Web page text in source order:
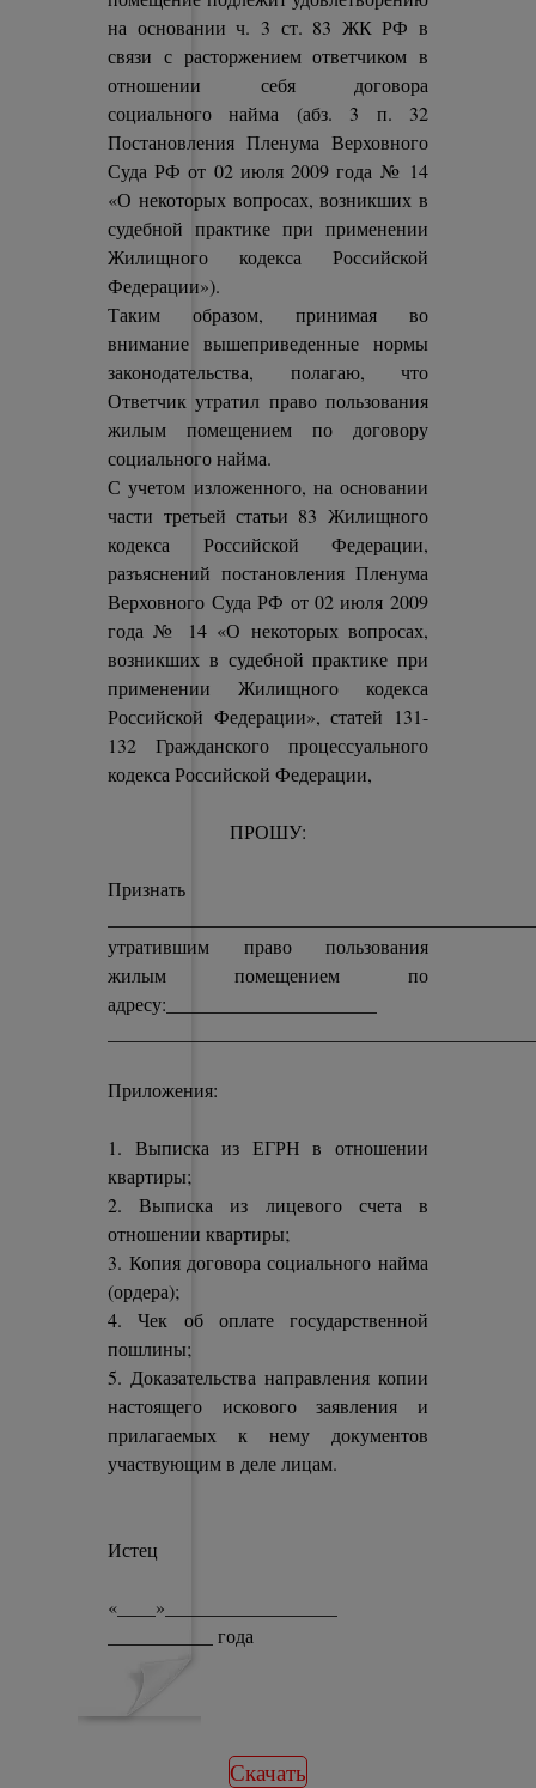
на основании ч. 3 ст. 83 ЖК РФ в
связи с расторжением ответчиком в
отношении себя договора
социального найма (абз. 3 п. 32
Постановления Пленума Верховного
Суда РФ от 02 июля 2009 года № 14
«О некоторых вопросах, возникших в
судебной практике при применении
Жилищного кодекса Российской
Федерации»).
Таким образом, принимая во
внимание вышеприведенные нормы
законодательства, полагаю, что
Ответчик утратил право пользования
жилым помещением по договору
социального найма.
С учетом изложенного, на основании
части третьей статьи 83 Жилищного
кодекса Российской Федерации,
разъяснений постановления Пленума
Верховного Суда РФ от 02 июля 2009
года № 14 «О некоторых вопросах,
возникших в судебной практике при
применении Жилищного кодекса
Российской Федерации», статей 131-
132 Гражданского процессуального
кодекса Российской Федерации,
ПРОШУ:
Признать
утратившим право пользования
жилым помещением по
адресу:______________________
Приложения:
1. Выписка из ЕГРН в отношении
квартиры;
2. Выписка из лицевого счета в
отношении квартиры;
3. Копия договора социального найма
(ордера);
4. Чек об оплате государственной
пошлины;
5. Доказательства направления копии
настоящего искового заявления и
прилагаемых к нему документов
участвующим в деле лицам.
Истец
«____»__________________
___________ года
Скачать